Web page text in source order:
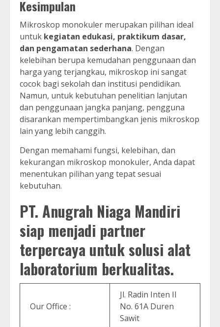
Kesimpulan
Mikroskop monokuler merupakan pilihan ideal
untuk kegiatan edukasi, praktikum dasar,
dan pengamatan sederhana. Dengan
kelebihan berupa kemudahan penggunaan dan
harga yang terjangkau, mikroskop ini sangat
cocok bagi sekolah dan institusi pendidikan.
Namun, untuk kebutuhan penelitian lanjutan
dan penggunaan jangka panjang, pengguna
disarankan mempertimbangkan jenis mikroskop
lain yang lebih canggih.
Dengan memahami fungsi, kelebihan, dan
kekurangan mikroskop monokuler, Anda dapat
menentukan pilihan yang tepat sesuai
kebutuhan.
PT. Anugrah Niaga Mandiri
siap menjadi partner
terpercaya untuk solusi alat
laboratorium berkualitas.
Our Office :
Jl. Radin Inten II
No. 61A Duren
Sawit